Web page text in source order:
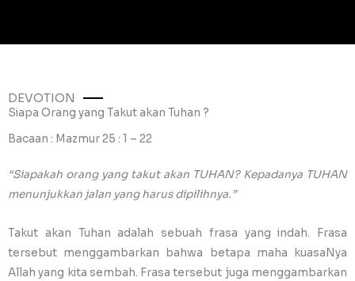
DEVOTION
Siapa Orang yang Takut akan Tuhan ?
Bacaan : Mazmur 25 : 1 – 22
“Siapakah orang yang takut akan TUHAN? Kepadanya TUHAN
menunjukkan jalan yang harus dipilihnya.”
Takut akan Tuhan adalah sebuah frasa yang indah. Frasa
tersebut menggambarkan bahwa betapa maha kuasaNya
Allah yang kita sembah. Frasa tersebut juga menggambarkan